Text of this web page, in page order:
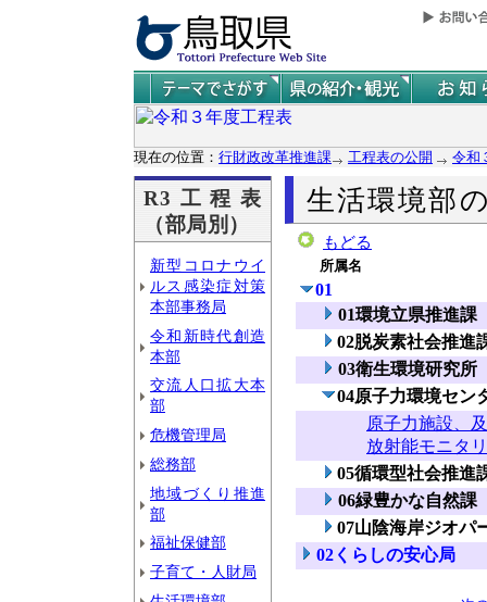
現在の位置： 行財政改革推進課 工程表の公開 令和
R3工程表
（部局別）
新型コロナウイ
ルス感染症対策
本部事務局
令和新時代創造
本部
交流人口拡大本
部
危機管理局
総務部
地域づくり推進
部
福祉保健部
子育て・人財局
生活環境部
もどる
所属名
01
01環境立県推進課
02脱炭素社会推進
03衛生環境研究所
04原子力環境セン
原子力施設、
放射能モニタ
05循環型社会推進
06緑豊かな自然課
07山陰海岸ジオパ
02くらしの安心局